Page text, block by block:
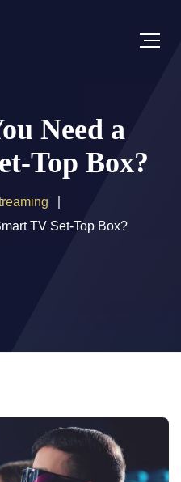
Need a
Top Box?
TV Set-Top Box?